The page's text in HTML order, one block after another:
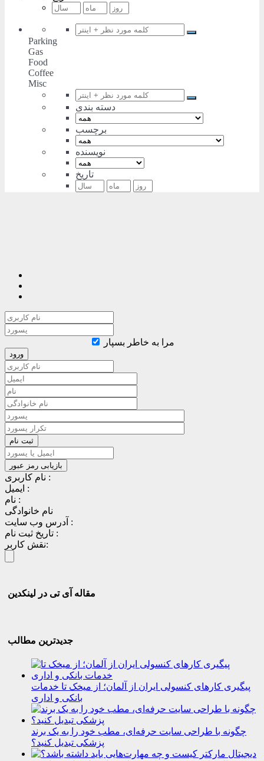
Parking
Gas
Food
Coffee
Misc
دسته بندی
برچسب
نویسنده
تاریخ
مرا به خاطر بسپار
نام کاربری :
ایمیل :
نام :
نام خانوادگی
آدرس وب سایت :
تاریخ ثبت نام :
نقش کاربر:
مقاله آی تی در لینکدین
جدیدترین مطالب
پیگیری کارهای کنسولی ایران از آلمان؛ از میخک تا خدمات
بانکی و اداری
چگونه با طراحی سایت حرفه‌ای، مطب خود را به یک برند
پزشکی تبدیل کنید؟